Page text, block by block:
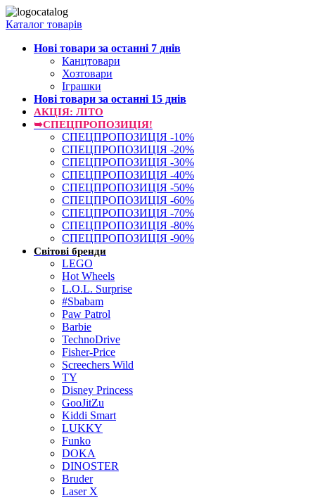
Каталог товарів
Нові товари за останнi 7 днiв
Канцтовари
Хозтовари
Іграшки
Нові товари за останнi 15 днiв
АКЦІЯ: ЛІТО
➥СПЕЦПРОПОЗИЦІЯ!
СПЕЦПРОПОЗИЦІЯ -10%
СПЕЦПРОПОЗИЦІЯ -20%
СПЕЦПРОПОЗИЦІЯ -30%
СПЕЦПРОПОЗИЦІЯ -40%
СПЕЦПРОПОЗИЦІЯ -50%
СПЕЦПРОПОЗИЦІЯ -60%
СПЕЦПРОПОЗИЦІЯ -70%
СПЕЦПРОПОЗИЦІЯ -80%
СПЕЦПРОПОЗИЦІЯ -90%
Світові бренди
LEGO
Hot Wheels
L.O.L. Surprise
#Sbabam
Paw Patrol
Barbie
TechnoDrive
Fisher-Price
Screechers Wild
TY
Disney Princess
GooJitZu
Kiddi Smart
LUKKY
Funko
DOKA
DINOSTER
Bruder
Laser X